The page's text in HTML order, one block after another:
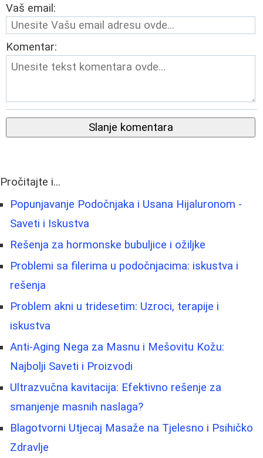
Vaš email:
Komentar:
Slanje komentara
Pročitajte i...
Popunjavanje Podočnjaka i Usana Hijaluronom -
Saveti i Iskustva
Rešenja za hormonske bubuljice i ožiljke
Problemi sa filerima u podočnjacima: iskustva i
rešenja
Problem akni u tridesetim: Uzroci, terapije i
iskustva
Anti-Aging Nega za Masnu i Mešovitu Kožu:
Najbolji Saveti i Proizvodi
Ultrazvučna kavitacija: Efektivno rešenje za
smanjenje masnih naslaga?
Blagotvorni Utjecaj Masaže na Tjelesno i Psihičko
Zdravlje